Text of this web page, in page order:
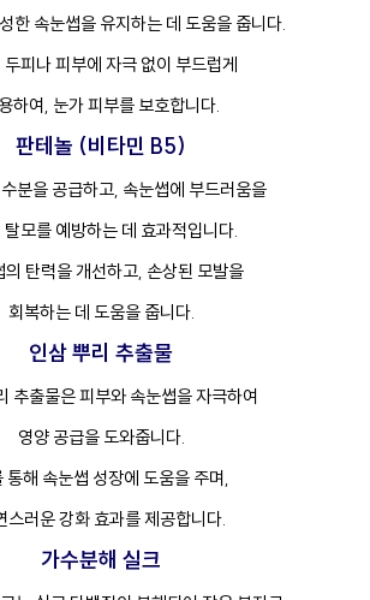
한 속눈썹을 유지하는 데 도움을 줍니다.
두피나 피부에 자극 없이 부드럽게
하여, 눈가 피부를 보호합니다.
판테놀 (비타민 B5)
분을 공급하고, 속눈썹에 부드러움을
탈모를 예방하는 데 효과적입니다.
의 탄력을 개선하고, 손상된 모발을
회복하는 데 도움을 줍니다.
인삼 뿌리 추출물
추출물은 피부와 속눈썹을 자극하여
영양 공급을 도와줍니다.
통해 속눈썹 성장에 도움을 주며,
스러운 강화 효과를 제공합니다.
가수분해 실크